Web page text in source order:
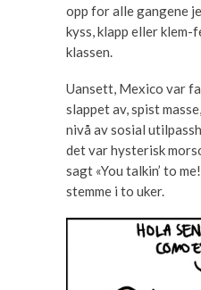
opp for alle gangene
kyss, klapp eller klem-
klassen.
Uansett, Mexico var
slappet av, spist
nivå av sosial
det var hysterisk
sagt «You talkin’ to
stemme i to uker.